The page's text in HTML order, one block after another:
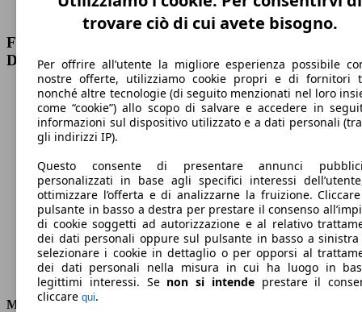
PS)
Ford Focus Active SW 1.0 ecoboost h Design 125cv
Dati tecnici
198 km/h
Velocità massima
Elettrica/Benzina
Carburante
Motore e Prestazioni
trovare ciò di cui avete bisogno.
Per offrire all’utente la migliore esperienza possibile
nostre offerte, utilizziamo cookie propri e di fornitori
nonché altre tecnologie (di seguito menzionati nel loro
come “cookie”) allo scopo di salvare e accedere in
informazioni sul dispositivo utilizzato e a dati personali
gli indirizzi IP).
Questo consente di presentare annunci
personalizzati in base agli specifici interessi
ottimizzare l’offerta e di analizzarne la fruizione.
pulsante in basso a destra per prestare il consenso
di cookie soggetti ad autorizzazione e al relativo
dei dati personali oppure sul pulsante in basso a
selezionare i cookie in dettaglio o per opporsi al
dei dati personali nella misura in cui ha luogo in
legittimi interessi. Se non si intendeprestare il
cliccare qui.